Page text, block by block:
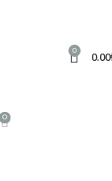
0 0.00
0